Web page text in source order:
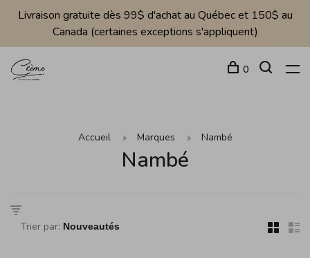
Livraison gratuite dès 99$ d'achat au Québec et 150$ au
Canada (certaines exceptions s'appliquent)
0
Accueil Marques Nambé
Nambé
Trier par: